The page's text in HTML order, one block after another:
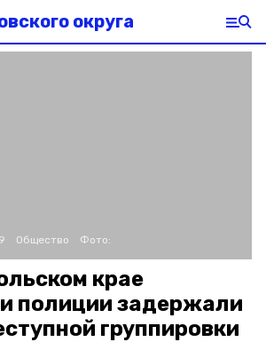
округа
Общество Фото:
крае
полиции задержали
группировки